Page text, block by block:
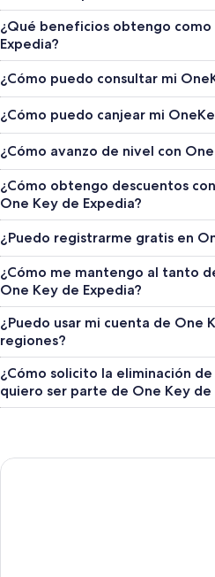
¿Qué beneficios obtengo como
Expedia?
¿Cómo puedo consultar mi
¿Cómo puedo canjear mi
¿Cómo avanzo de nivel con
¿Cómo obtengo descuentos
One Key de Expedia?
¿Puedo registrarme gratis en
¿Cómo me mantengo al tanto
One Key de Expedia?
¿Puedo usar mi cuenta de One
regiones?
¿Cómo solicito la eliminación
quiero ser parte de One Key de